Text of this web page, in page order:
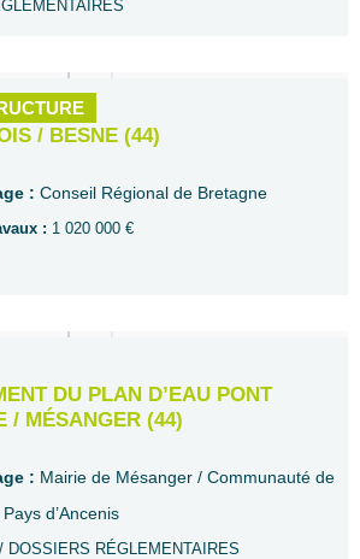
/ BESNE (44)
: Conseil Régional de Bretagne
: 1 020 000 €
DU PLAN D’EAU PONT
/ MÉSANGER (44)
: Mairie de Mésanger / Communauté de
d’Ancenis
DOSSIERS RÉGLEMENTAIRES